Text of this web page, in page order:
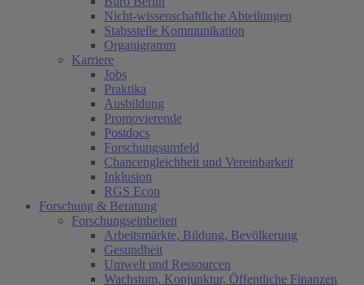
Nicht-wissenschaftliche Abteilungen
Stabsstelle Kommunikation
Organigramm
Karriere
Jobs
Praktika
Ausbildung
Promovierende
Postdocs
Forschungsumfeld
Chancengleichheit und Vereinbarkeit
Inklusion
RGS Econ
Forschung & Beratung
Forschungseinheiten
Arbeitsmärkte, Bildung, Bevölkerung
Gesundheit
Umwelt und Ressourcen
Wachstum, Konjunktur, Öffentliche Finanzen